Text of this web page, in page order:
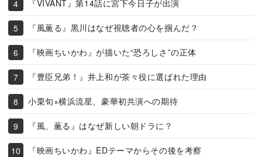
『VIVANT』第14話に宮下今日子が出演
『風薫る』黒川はなぜ視聴者の心を掴んだ？
『映画ちいかわ』が描いた“恐ろしさ”の正体
『豊臣兄弟！』井上和が茶々役に選ばれた理由
小栗旬×横浜流星、豪華初共演への期待
『風、薫る』はなぜ新しい朝ドラに？
『映画ちいかわ』EDテーマからその後を考察